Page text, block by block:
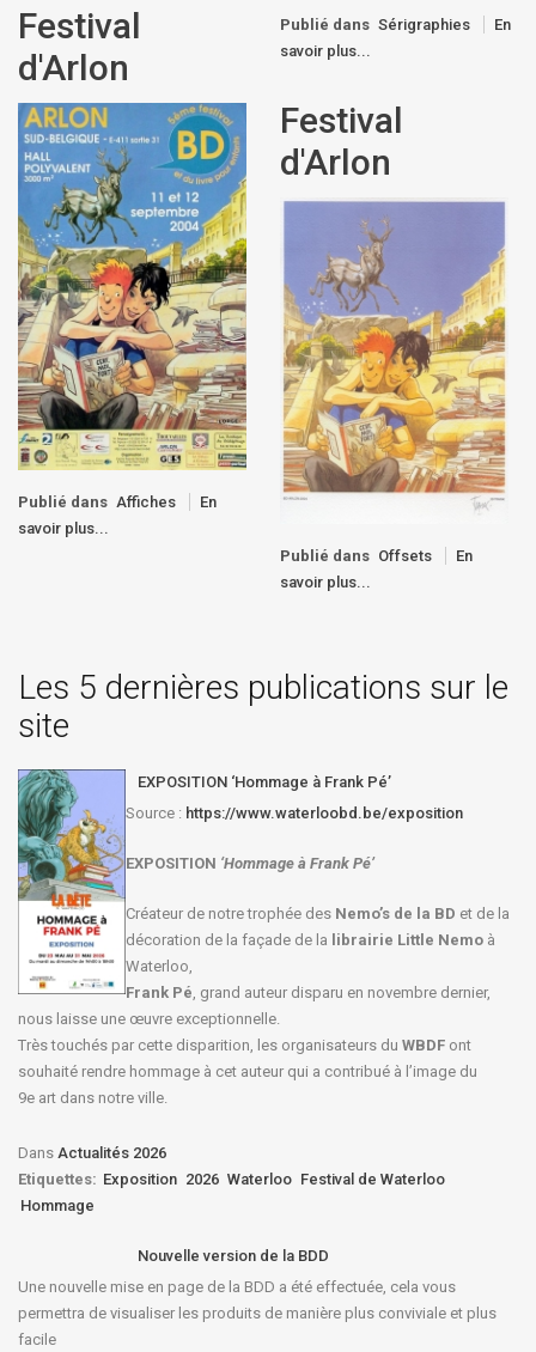
Publié dans Sérigraphies
En
savoir plus...
Festival
d'Arlon
Publié dans Affiches
En
savoir plus...
Festival
d'Arlon
Publié dans Offsets
En
savoir plus...
Les 5 dernières publications sur le
site
EXPOSITION ‘Hommage à Frank Pé’
Source : https://www.waterloobd.be/exposition
EXPOSITION ‘Hommage à Frank Pé’
Créateur de notre trophée des Nemo’s de la BD et de la
décoration de la façade de la librairie Little Nemo à
Waterloo,
Frank Pé , grand auteur disparu en novembre dernier,
nous laisse une œuvre exceptionnelle.
Très touchés par cette disparition, les organisateurs du WBDF ont
souhaité rendre hommage à cet auteur qui a contribué à l’image du
9e art dans notre ville.
Dans Actualités 2026
Etiquettes: Exposition 2026 Waterloo Festival de Waterloo
Hommage
Nouvelle version de la BDD
Une nouvelle mise en page de la BDD a été effectuée, cela vous
permettra de visualiser les produits de manière plus conviviale et plus
facile